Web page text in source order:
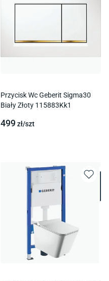
Przycisk Wc Geberit Sigma30
Biały Złoty 115883Kk1
499zł/szt